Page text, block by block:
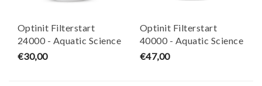
Optinit Filterstart
24000 - Aquatic Science
€30,00
Optinit Filterstart
40000 - Aquatic Science
€47,00